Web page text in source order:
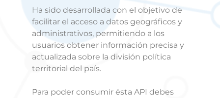
Ha sido desarrollada con el objetivo de
facilitar el acceso a datos geográficos y
administrativos, permitiendo a los
usuarios obtener información precisa y
actualizada sobre la división política
territorial del país.
Para poder consumir ésta API debes